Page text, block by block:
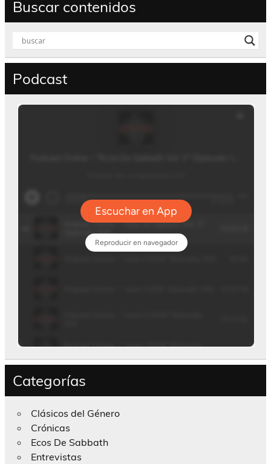
Buscar contenidos
Podcast
Categorías
Clásicos del Género
Crónicas
Ecos De Sabbath
Entrevistas